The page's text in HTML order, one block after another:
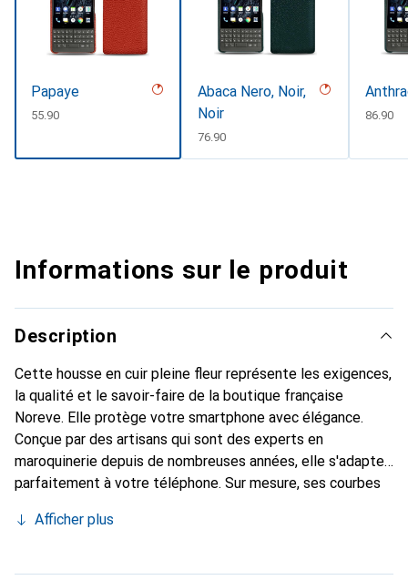
Papaye
CHF
55.90
Abaca Nero, Noir,
Noir
CHF
76.90
CHF
86.90
Informations sur le produit
Description
Cette housse en cuir pleine fleur représente les exigences,
la qualité et le savoir-faire de la boutique française
Noreve. Elle protège votre smartphone avec élégance.
Conçue par des artisans qui sont des experts en
maroquinerie depuis de nombreuses années, elle s'adapte
parfaitement à votre téléphone. Sur mesure, ses courbes
devient l'accessoire chic et indispensable de votre
produits de haute qualité, la marque Noreve est un choix
Afficher plus